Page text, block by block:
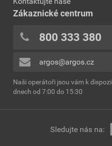
Zákaznické centrum
800 333 380
argos@argos.cz
Naši operátoři jsou vám k
dnech od 7:00 do 15:30
Sledujte nás na: